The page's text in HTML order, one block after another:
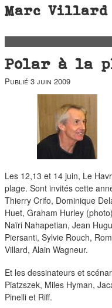
Marc Villard
Polar à la
Publié 3 juin 2009
Les 12,13 et 14 juin, Le
plage. Sont invités cette
Thierry Crifo, Dominique
Huet, Graham Hurley
Naïri Nahapetian, Jean
Piersanti, Sylvie Rouch,
Villard, Alain Wagneur.
Et les dessinateurs et
Piatzszek, Miles Hyman,
Pinelli et Riff.